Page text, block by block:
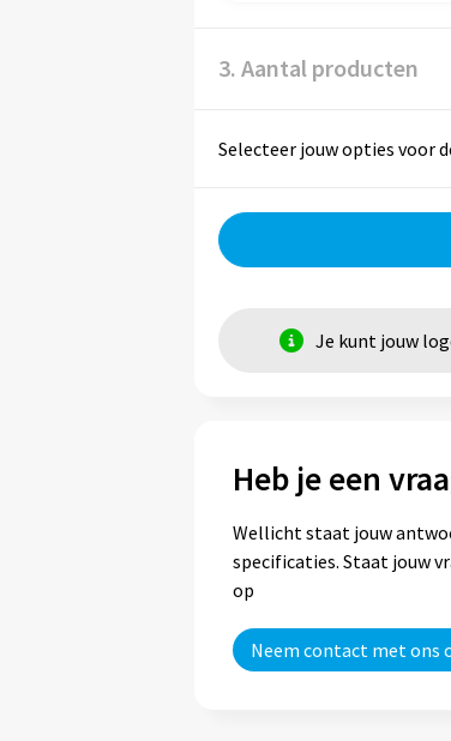
3. Aantal producten
Selecteer jouw opties voor
Je kunt jouw
Heb je een
Wellicht staat jouw
specificaties. Staat jouw
op
Neem contact met ons